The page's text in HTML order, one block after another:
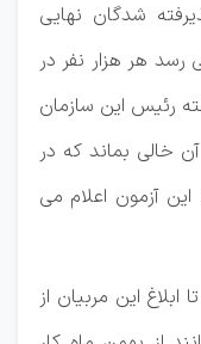
شدگان نهایی
هر هزار نفر در
رئیس این سازمان
تا ۳۰۰ ظرفیت آن خالی بماند که در
آزمون اعلام می
این مربیان از